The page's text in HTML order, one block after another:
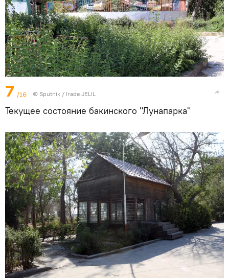
7 /16 © Sputnik / Irade JELIL
Текущее состояние бакинского "Лунапарка"